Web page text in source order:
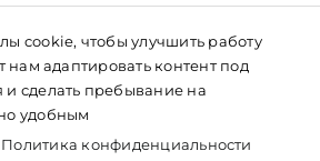
+7 (985) 769-61-77
cookie, чтобы улучшить работу
нам адаптировать контент под
сделать пребывание на
удобным
Политика конфиденциальности